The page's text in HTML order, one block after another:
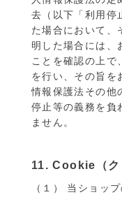
去（以下「利用停
た場合において、
明した場合には、
ことを確認の上で
を行い、その旨を
情報保護法その他
停止等の義務を負
ません。
11. Cookie（ク
（１） 当ショッ